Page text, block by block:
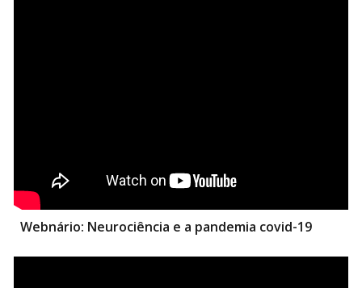
Webnário: Neurociência e a pandemia covid-19